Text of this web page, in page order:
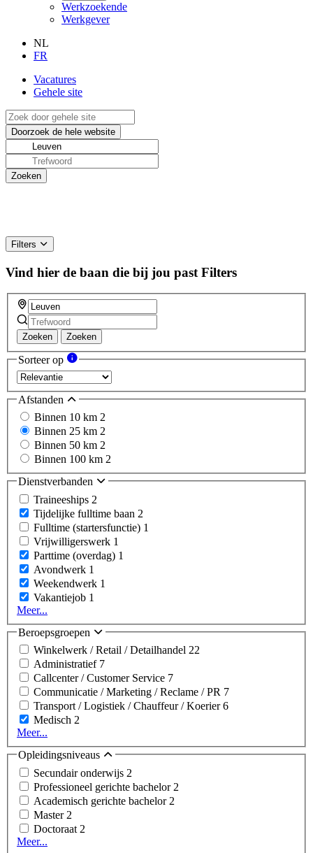
Werkzoekende
Werkgever
NL
FR
Vacatures
Gehele site
Filters
Vind hier de baan die bij jou past Filters
Zoeken Zoeken
Sorteer op
Afstanden
Binnen 10 km 2
Binnen 25 km 2
Binnen 50 km 2
Binnen 100 km 2
Dienstverbanden
Traineeships 2
Tijdelijke fulltime baan 2
Fulltime (startersfunctie) 1
Vrijwilligerswerk 1
Parttime (overdag) 1
Avondwerk 1
Weekendwerk 1
Vakantiejob 1
Meer...
Beroepsgroepen
Winkelwerk / Retail / Detailhandel 22
Administratief 7
Callcenter / Customer Service 7
Communicatie / Marketing / Reclame / PR 7
Transport / Logistiek / Chauffeur / Koerier6
Medisch 2
Meer...
Opleidingsniveaus
Secundair onderwijs 2
Professioneel gerichte bachelor 2
Academisch gerichte bachelor 2
Master 2
Doctoraat 2
Meer...